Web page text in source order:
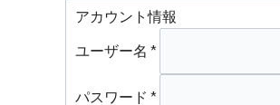
アカウント情報
ユーザー名 *
パスワード *